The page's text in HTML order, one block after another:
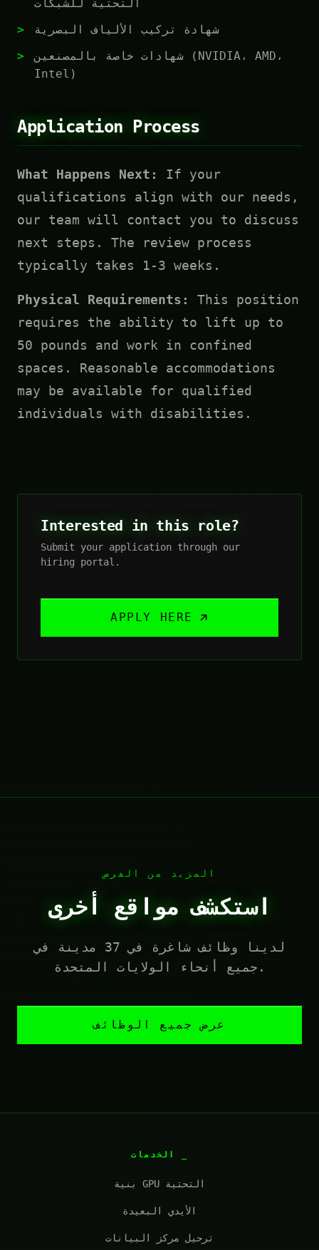
التحتية للشبكات
شهادة تركيب الألياف البصرية
شهادات خاصة بالمصنعين (NVIDIA، AMD،
Intel)
Application Process
What Happens Next:
If your
qualifications align with our needs,
our team will contact you to discuss
next steps. The review process
typically takes 1-3 weeks.
Physical Requirements:
This position
requires the ability to lift up to
50 pounds and work in confined
spaces. Reasonable accommodations
may be available for qualified
individuals with disabilities.
Interested in this role?
Submit your application through our
hiring portal.
APPLY HERE
المزيد من الفرص
استكشف مواقع أخرى
لدينا وظائف شاغرة في 37 مدينة في
جميع أنحاء الولايات المتحدة.
عرض جميع الوظائف
بنية GPU التحتية
الأيدي البعيدة
ترحيل مركز البيانات